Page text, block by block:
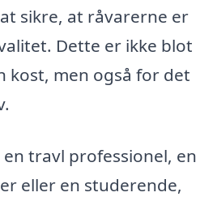
sikre, at råvarerne er
Dette er ikke blot
kost, men også for det
travl professionel, en
eller en studerende,